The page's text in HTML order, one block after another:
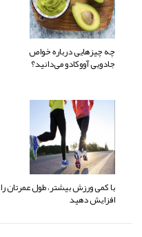
چه چیزهایی درباره خواص
جادویی آووکادو می‌دانید؟
با کمی ورزش بیشتر، طول عمرتان را
افزایش دهید